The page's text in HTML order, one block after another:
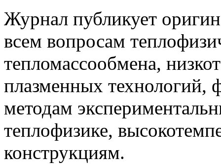
Журнал публикует
всем вопросам
тепломассообмена,
плазменных технологий,
методам
теплофизике,
конструкциям.